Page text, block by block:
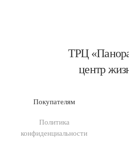
ТРЦ
центр
Покупателям
Политика
конфиденциальности